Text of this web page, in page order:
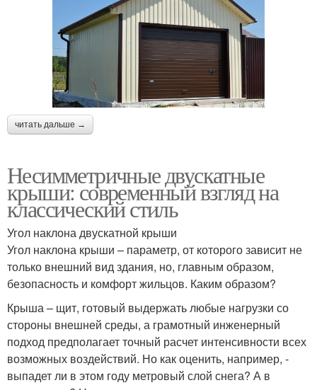
читать дальше →
Несимметричные двускатные
крыши: современный взгляд на
классический стиль
Угол наклона двускатной крыши
Угол наклона крыши – параметр, от которого зависит не
только внешний вид здания, но, главным образом,
безопасность и комфорт жильцов. Каким образом?
Крыша – щит, готовый выдержать любые нагрузки со
стороны внешней среды, а грамотный инженерный
подход предполагает точный расчет интенсивности всех
возможных воздействий. Но как оценить, например, -
выпадет ли в этом году метровый слой снега? А в